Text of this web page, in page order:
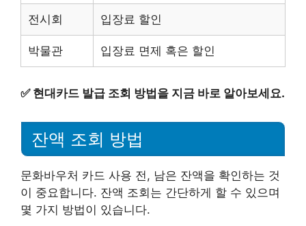
전시회 입장료 할인
박물관 입장료 면제 혹은 할인
✅ 현대카드 발급 조회 방법을 지금 바로 알아보세요.
잔액 조회 방법
문화바우처 카드 사용 전, 남은 잔액을 확인하는 것
이 중요합니다. 잔액 조회는 간단하게 할 수 있으며
몇 가지 방법이 있습니다.